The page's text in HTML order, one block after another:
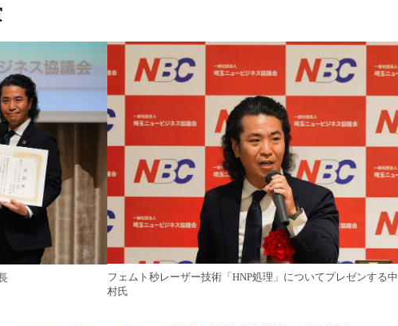
フェムト秒レーザー技術「HNP処理」についてプレゼンする中
村氏